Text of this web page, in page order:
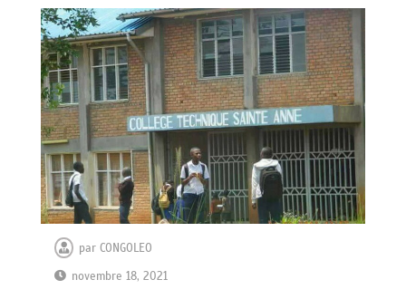
parCONGOLEO
novembre 18, 2021